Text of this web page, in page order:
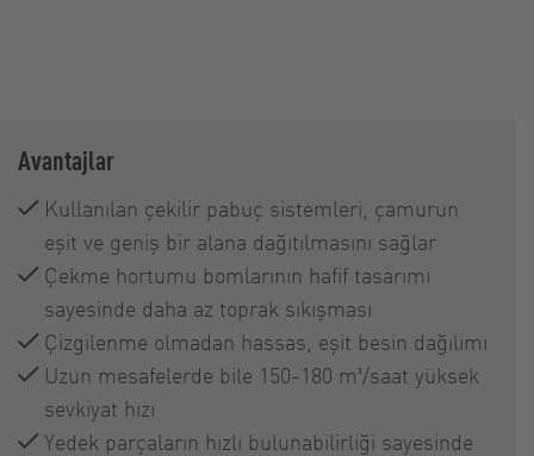
Avantajlar
Kullanılan çekilir pabuç sistemleri, çamurun
eşit ve geniş bir alana dağıtılmasını sağlar
Çekme hortumu bomlarının hafif tasarımı
sayesinde daha az toprak sıkışması
Çizgilenme olmadan hassas, eşit besin dağılımı
Uzun mesafelerde bile 150-180 m³/saat yüksek
sevkiyat hızı
Yedek parçaların hızlı bulunabilirliği sayesinde